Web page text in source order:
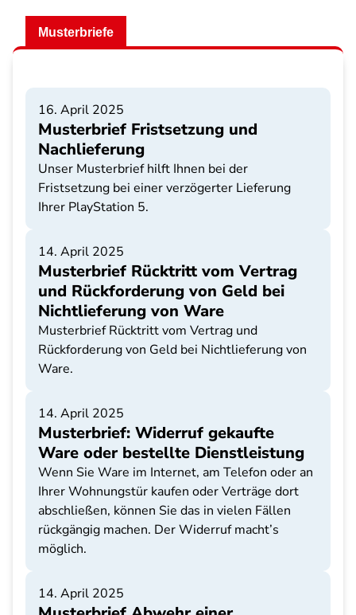
Musterbriefe
16. April 2025
Musterbrief Fristsetzung und
Nachlieferung
Unser Musterbrief hilft Ihnen bei der
Fristsetzung bei einer verzögerter Lieferung
Ihrer PlayStation 5.
14. April 2025
Musterbrief Rücktritt vom Vertrag
und Rückforderung von Geld bei
Nichtlieferung von Ware
Musterbrief Rücktritt vom Vertrag und
Rückforderung von Geld bei Nichtlieferung von
Ware.
14. April 2025
Musterbrief: Widerruf gekaufte
Ware oder bestellte Dienstleistung
Wenn Sie Ware im Internet, am Telefon oder an
Ihrer Wohnungstür kaufen oder Verträge dort
abschließen, können Sie das in vielen Fällen
rückgängig machen. Der Widerruf macht’s
möglich.
14. April 2025